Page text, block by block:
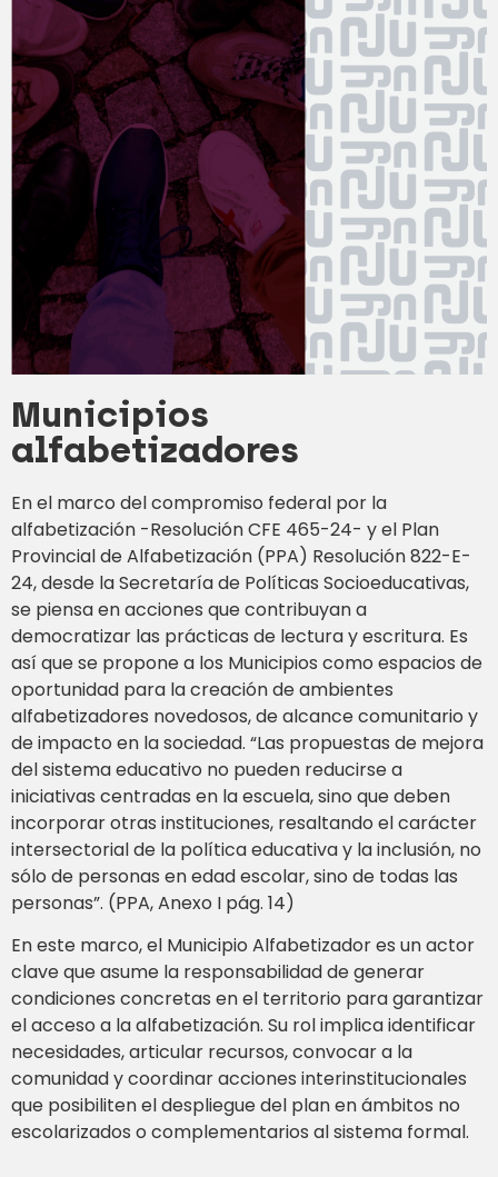
Municipios
alfabetizadores
En el marco del compromiso federal por la
alfabetización -Resolución CFE 465-24- y el Plan
Provincial de Alfabetización (PPA) Resolución 822-E-
24, desde la Secretaría de Políticas Socioeducativas,
se piensa en acciones que contribuyan a
democratizar las prácticas de lectura y escritura. Es
así que se propone a los Municipios como espacios de
oportunidad para la creación de ambientes
alfabetizadores novedosos, de alcance comunitario y
de impacto en la sociedad. “Las propuestas de mejora
del sistema educativo no pueden reducirse a
iniciativas centradas en la escuela, sino que deben
incorporar otras instituciones, resaltando el carácter
intersectorial de la política educativa y la inclusión, no
sólo de personas en edad escolar, sino de todas las
personas”. (PPA, Anexo I pág. 14)
En este marco, el Municipio Alfabetizador es un actor
clave que asume la responsabilidad de generar
condiciones concretas en el territorio para garantizar
el acceso a la alfabetización. Su rol implica identificar
necesidades, articular recursos, convocar a la
comunidad y coordinar acciones interinstitucionales
que posibiliten el despliegue del plan en ámbitos no
escolarizados o complementarios al sistema formal.